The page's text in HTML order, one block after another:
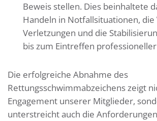
Beweis stellen. Dies beinhaltete
Handeln in Notfallsituationen, die
Verletzungen und die
bis zum Eintreffen
Die erfolgreiche Abnahme des
Rettungsschwimmabzeichens zeigt
Engagement unserer Mitglieder,
unterstreicht auch die